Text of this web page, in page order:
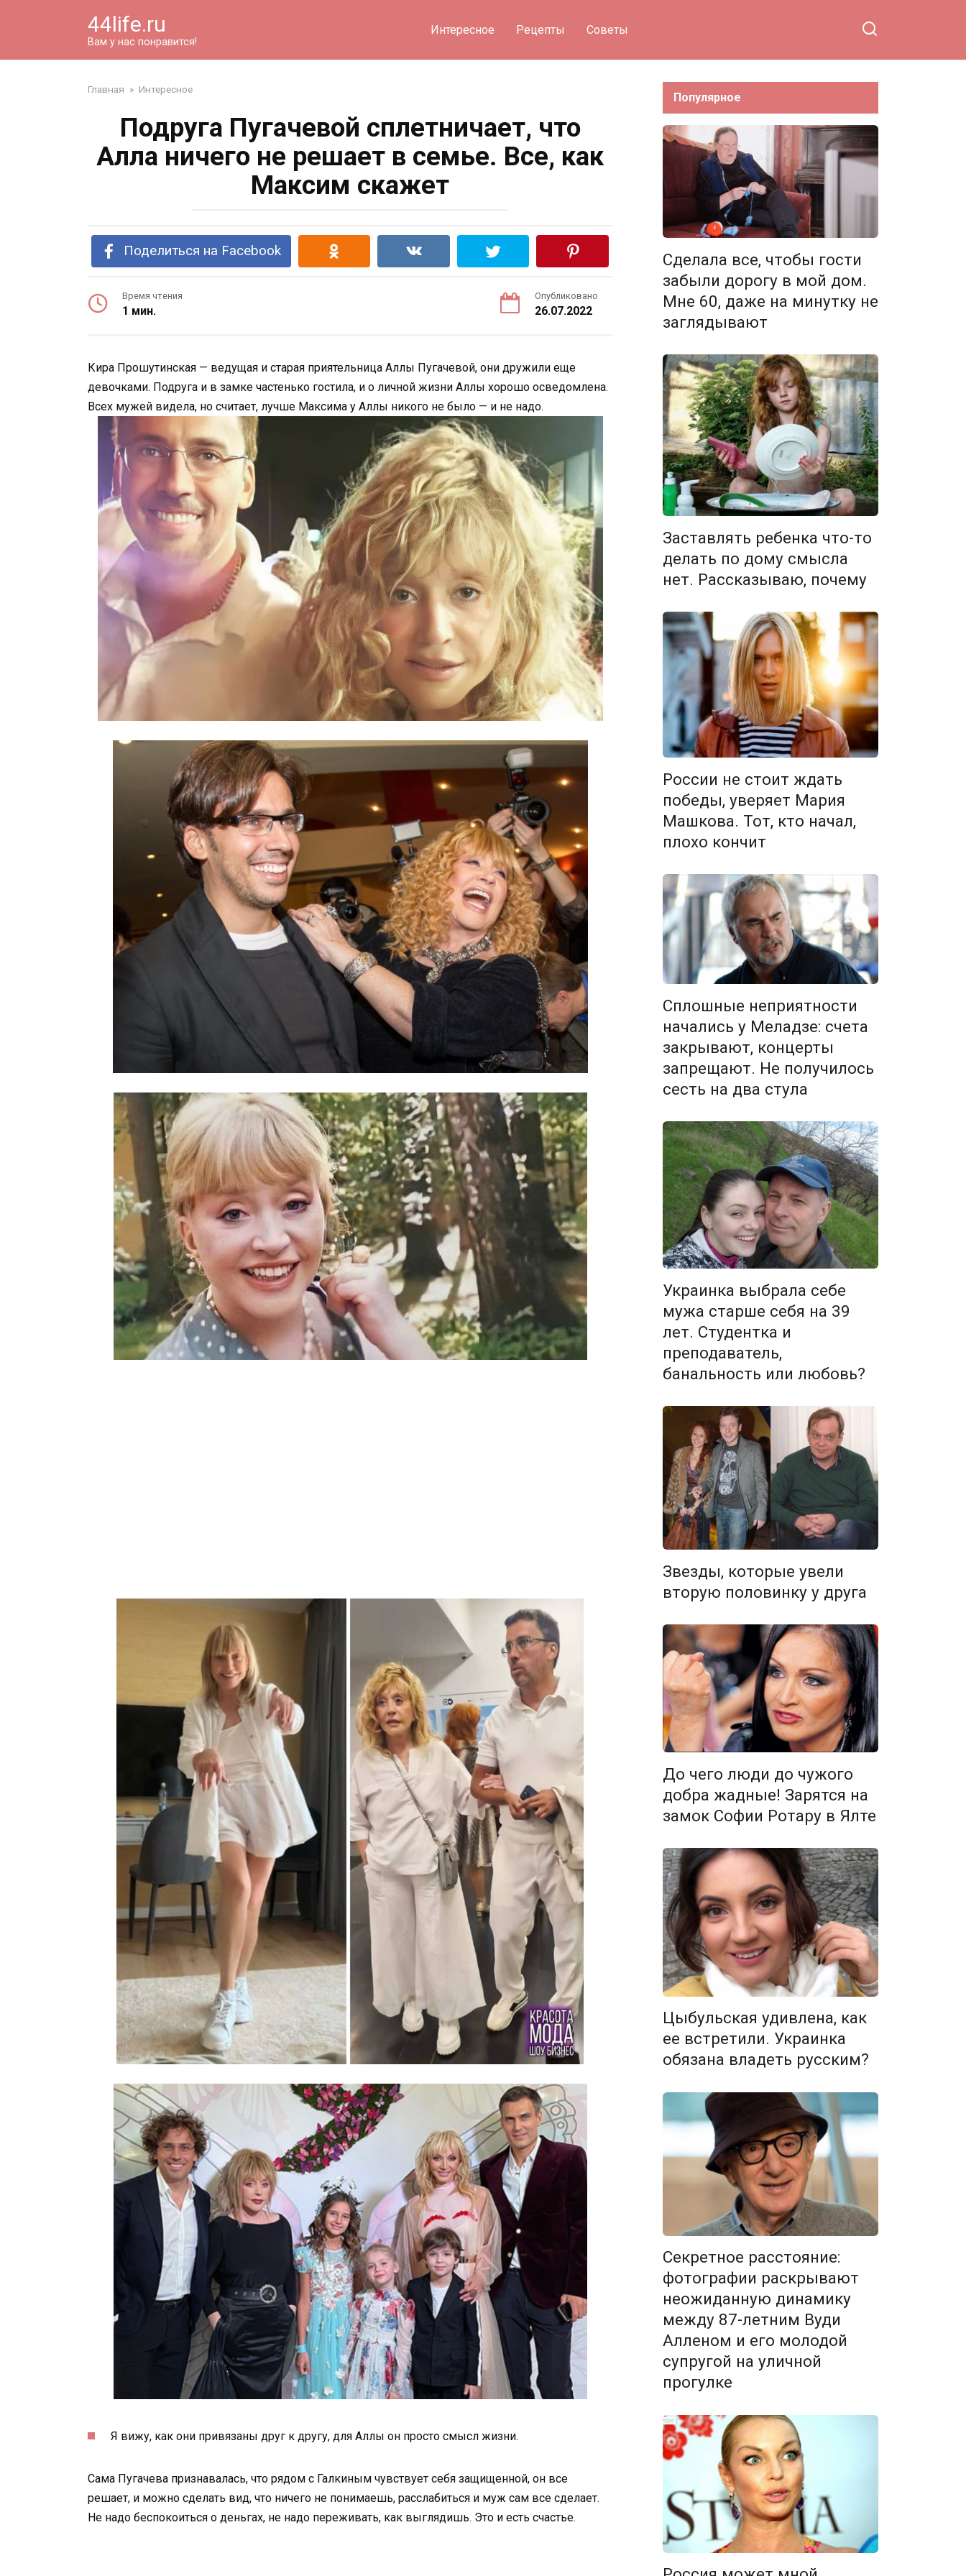
44life.ru
Вам у нас понравится!
Интересное Рецепты Советы
Главная » Интересное
Подруга Пугачевой сплетничает, что
Алла ничего не решает в семье. Все, как
Максим скажет
Поделиться на Facebook
Время чтения
1 мин.
Опубликовано
26.07.2022
Кира Прошутинская — ведущая и старая приятельница Аллы Пугачевой, они дружили еще
девочками. Подруга и в замке частенько гостила, и о личной жизни Аллы хорошо осведомлена.
Всех мужей видела, но считает, лучше Максима у Аллы никого не было — и не надо.
Я вижу, как они привязаны друг к другу, для Аллы он просто смысл жизни.
Сама Пугачева признавалась, что рядом с Галкиным чувствует себя защищенной, он все
решает, и можно сделать вид, что ничего не понимаешь, расслабиться и муж сам все сделает.
Не надо беспокоиться о деньгах, не надо переживать, как выглядишь. Это и есть счастье.
Популярное
Сделала все, чтобы гости
забыли дорогу в мой дом.
Мне 60, даже на минутку не
заглядывают
Заставлять ребенка что-то
делать по дому смысла
нет. Рассказываю, почему
России не стоит ждать
победы, уверяет Мария
Машкова. Тот, кто начал,
плохо кончит
Сплошные неприятности
начались у Меладзе: счета
закрывают, концерты
запрещают. Не получилось
сесть на два стула
Украинка выбрала себе
мужа старше себя на 39
лет. Студентка и
преподаватель,
банальность или любовь?
Звезды, которые увели
вторую половинку у друга
До чего люди до чужого
добра жадные! Зарятся на
замок Софии Ротару в Ялте
Цыбульская удивлена, как
ее встретили. Украинка
обязана владеть русским?
Секретное расстояние:
фотографии раскрывают
неожиданную динамику
между 87-летним Вуди
Алленом и его молодой
супругой на уличной
прогулке